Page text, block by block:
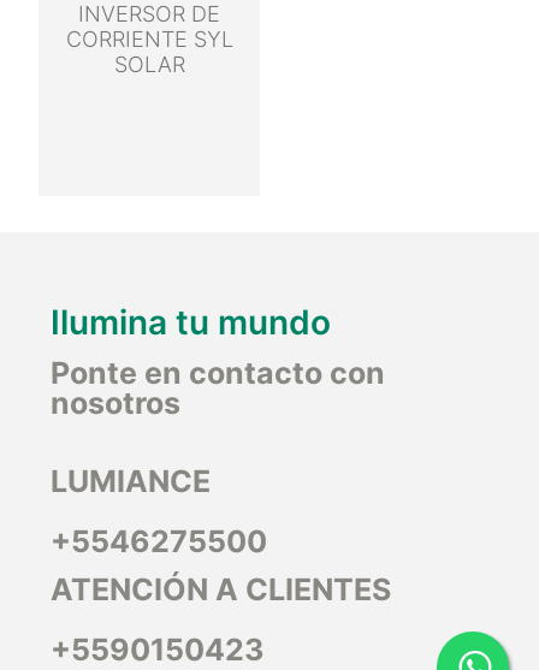
INVERSOR DE
CORRIENTE SYL
SOLAR
Ilumina tu mundo
Ponte en contacto con
nosotros
LUMIANCE
+5546275500
ATENCIÓN A CLIENTES
+5590150423